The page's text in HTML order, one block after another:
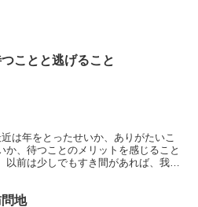
ことと逃げること
は年をとったせいか、ありがたいこ
か、待つことのメリットを感じること
前は少しでもすき間があれば、我先
地